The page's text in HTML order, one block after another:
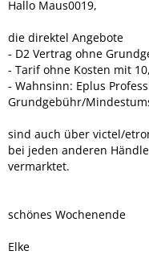
Hallo Maus0019,
die direktel Angebote
- D2 Vertrag ohne
- Tarif ohne Kosten mit
- Wahnsinn: Eplus
Grundgebühr/
sind auch über victel/
bei jeden anderen
vermarktet.
schönes Wochenende
Elke